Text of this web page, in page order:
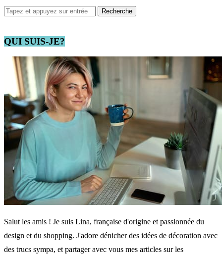
QUI SUIS-JE?
Salut les amis ! Je suis Lina, française d'origine et passionnée du
design et du shopping. J'adore dénicher des idées de décoration avec
des trucs sympa, et partager avec vous mes articles sur les